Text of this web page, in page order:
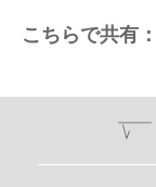
こちらで共有：